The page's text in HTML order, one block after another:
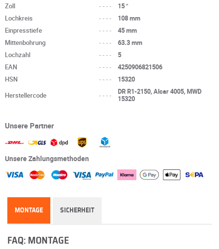
Zoll
----
15 "
Lochkreis
----
108 mm
Einpresstiefe
----
45 mm
Mittenbohrung
----
63.3 mm
Lochzahl
----
5
EAN
----
4250906821506
HSN
----
15320
Herstellercode
----
DR R1-2150, Alcar 4005, MWD
15320
Unsere Partner
Unsere Zahlungsmethoden
MONTAGE SICHERHEIT
FAQ: MONTAGE